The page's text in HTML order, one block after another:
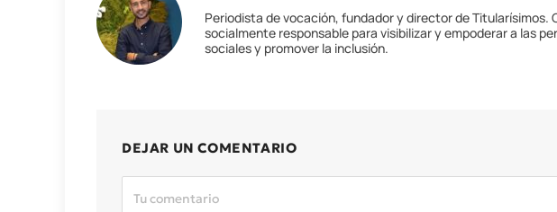
Periodista de vocación, fundador y director de Titularísimos.
socialmente responsable para visibilizar y empoderar a las
sociales y promover la inclusión.
DEJAR UN COMENTARIO